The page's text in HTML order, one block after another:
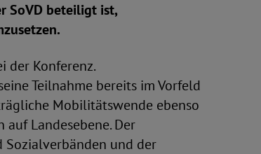
SoVD beteiligt ist,
der Konferenz.
Teilnahme bereits im Vorfeld
Mobilitätswende ebenso
Landesebene. Der
Sozialverbänden und der